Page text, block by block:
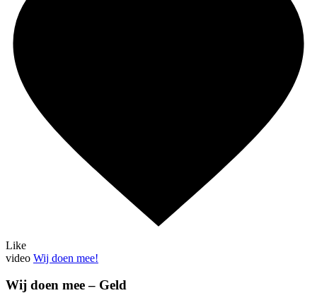
Like
video Wij doen mee!
Wij doen mee – Geld